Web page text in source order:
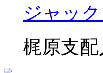
ジャッ
梶原支